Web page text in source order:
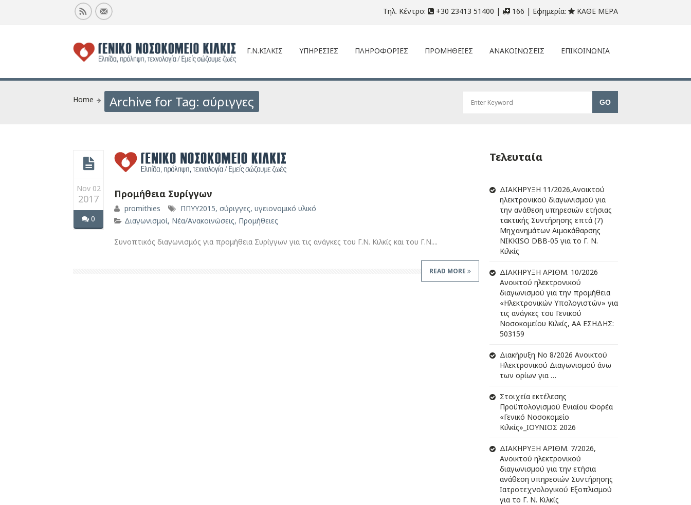
Τηλ. Κέντρο: +30 23413 51400 | 166 | Εφημερία: ΚΑΘΕ ΜΕΡΑ
Γ.Ν.ΚΙΛΚΙΣ ΥΠΗΡΕΣΙΕΣ ΠΛΗΡΟΦΟΡΙΕΣ ΠΡΟΜΗΘΕΙΕΣ ΑΝΑΚΟΙΝΩΣΕΙΣ ΕΠΙΚΟΙΝΩΝΙΑ
Home Archive for Tag: σύριγγες
Nov 02
2017
0
Προμήθεια Συρίγγων
promithies ΠΠΥΥ2015, σύριγγες, υγειονομικό υλικό
Διαγωνισμοί, Νέα/Ανακοινώσεις, Προμήθειες
Συνοπτικός διαγωνισμός για προμήθεια Συρίγγων για τις ανάγκες του Γ.Ν. Κιλκίς και του Γ.Ν....
READ MORE
Τελευταία
ΔIΑΚΗΡΥΞΗ 11/2026,Ανοικτού
ηλεκτρονικού διαγωνισμού για
την ανάθεση υπηρεσιών ετήσιας
τακτικής Συντήρησης επτά (7)
Μηχανημάτων Αιμοκάθαρσης
NIKKISO DBB-05 για το Γ. Ν.
Κιλκίς
ΔIΑΚΗΡΥΞΗ ΑΡIΘΜ. 10/2026
Ανοικτού ηλεκτρονικού
διαγωνισμού για την προμήθεια
«Ηλεκτρονικών Υπολογιστών» για
τις ανάγκες του Γενικού
Νοσοκομείου Κιλκίς, ΑΑ ΕΣΗΔΗΣ:
503159
Διακήρυξη Νο 8/2026 Ανοικτού
Ηλεκτρονικού Διαγωνισμού άνω
των ορίων για …
Στοιχεία εκτέλεσης
Προϋπολογισμού Ενιαίου Φορέα
«Γενικό Νοσοκομείο
Κιλκίς»_ΙΟΥΝΙΟΣ 2026
ΔIΑΚΗΡΥΞΗ ΑΡIΘΜ. 7/2026,
Ανοικτού ηλεκτρονικού
διαγωνισμού για την ετήσια
ανάθεση υπηρεσιών Συντήρησης
Ιατροτεχνολογικού Εξοπλισμού
για το Γ. Ν. Κιλκίς